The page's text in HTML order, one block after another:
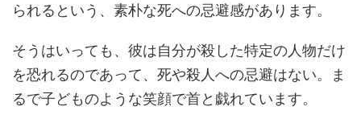
られるという、素朴な死への忌避感があります。
そうはいっても、彼は自分が殺した特定の人物だけ
を恐れるのであって、死や殺人への忌避はない。ま
るで子どものような笑顔で首と戯れています。